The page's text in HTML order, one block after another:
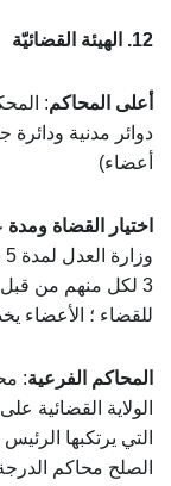
12. الهيئة القضائيّة
أعلى المحاكم
أعضاء)
اختيار القضاة
3 لكل منهم من
للقضاء ؛ الأعضاء يخدمون لمدة 7
المحاكم الفرعية:
الولاية القضائية
التي يرتكبها
الصلح محاكم